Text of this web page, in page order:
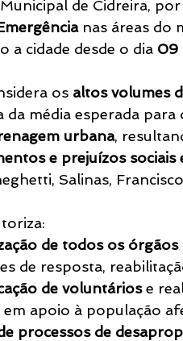
Público Brigada
Agricultura CRAS
de Cidreira,
nas áreas do
a cidade desde o dia 09
os altos volumes
da média esperada
urbana,
e prejuízos sociais
Salinas,
de todos os órgãos
de resposta,
de voluntários e
em apoio à população
processos de